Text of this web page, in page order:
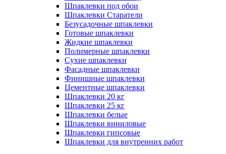
Шпаклевки под обои
Шпаклевки Старатели
Безусадочные шпаклевки
Готовые шпаклевки
Жидкие шпаклевки
Полимерные шпаклевки
Сухие шпаклевки
Фасадные шпаклевки
Финишные шпаклевки
Цементные шпаклевки
Шпаклевки 20 кг
Шпаклевки 25 кг
Шпаклевки белые
Шпаклевки виниловые
Шпаклевки гипсовые
Шпаклевки для внутренних работ